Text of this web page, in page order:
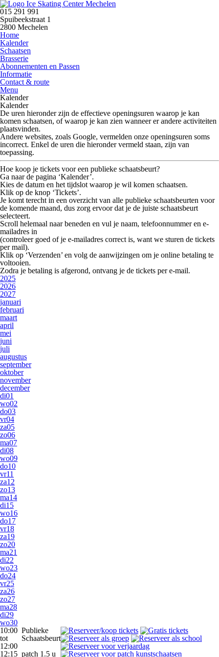
015 291 991
Spuibeekstraat 1
2800 Mechelen
Home
Kalender
Schaatsen
Brasserie
Abonnementen en Passen
Informatie
Contact & route
Menu
Kalender
Kalender
De uren hieronder zijn de effectieve openingsuren waarop je kan
komen schaatsen, of waarop je kan zien wanneer er andere activiteiten
plaatsvinden.
Andere websites, zoals Google, vermelden onze openingsuren soms
incorrect. Enkel de uren die hieronder vermeld staan, zijn van
toepassing.
Hoe koop je tickets voor een publieke schaatsbeurt?
Ga naar de pagina ‘Kalender’.
Kies de datum en het tijdslot waarop je wil komen schaatsen.
Klik op de knop ‘Tickets’.
Je komt terecht in een overzicht van alle publieke schaatsbeurten voor
de komende maand, dus zorg ervoor dat je de juiste schaatsbeurt
selecteert.
Scroll helemaal naar beneden en vul je naam, telefoonnummer en e-
mailadres in
(controleer goed of je e-mailadres correct is, want we sturen de tickets
per mail).
Klik op ‘Verzenden’ en volg de aanwijzingen om je online betaling te
voltooien.
Zodra je betaling is afgerond, ontvang je de tickets per e-mail.
2025
2026
2027
januari
februari
maart
april
mei
juni
juli
augustus
september
oktober
november
december
di01
wo02
do03
vr04
za05
zo06
ma07
di08
wo09
do10
vr11
za12
zo13
ma14
di15
wo16
do17
vr18
za19
zo20
ma21
di22
wo23
do24
vr25
za26
zo27
ma28
di29
wo30
10:00
tot
12:00
Publieke
Schaatsbeurt
12:15 patch 1.5 u